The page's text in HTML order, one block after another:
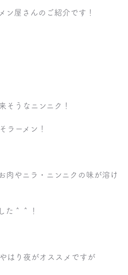
ン屋さんのご紹介です！
そうなニンニク！
ラーメン！
肉やニラ・ニンニクの味が溶け
た＾＾！
はり夜がオススメですが